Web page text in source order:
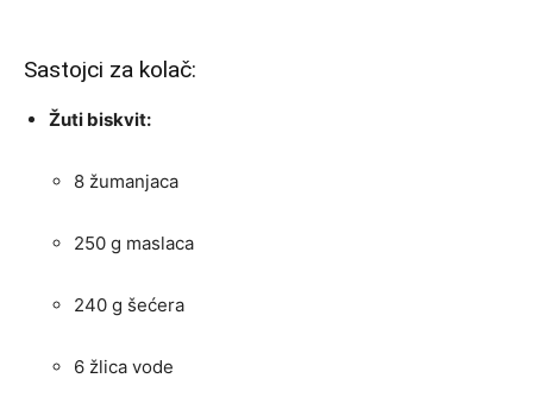
Sastojci za kolač:
Žuti biskvit:
8 žumanjaca
250 g maslaca
240 g šećera
6 žlica vode